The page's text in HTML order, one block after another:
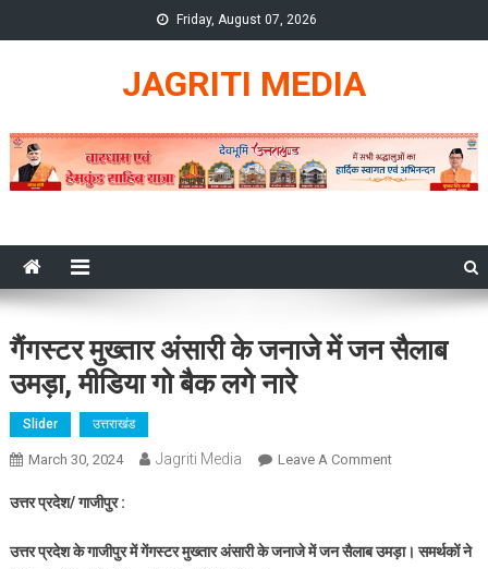
to
Friday, August 07, 2026
JAGRITI MEDIA
गैंगस्टर मुख्तार अंसारी के जनाजे में जन सैलाब
उमड़ा, मीडिया गो बैक लगे नारे
Slider उत्तराखंड
March 30, 2024 Jagriti Media Leave A CommentOn
के
उत्तर प्रदेश/ गाजीपुर :
उत्तर प्रदेश के गाजीपुर में गेंगस्टर मुख्तार अंसारी के जनाजे में जन सैलाब उमड़ा। समर्थकों ने